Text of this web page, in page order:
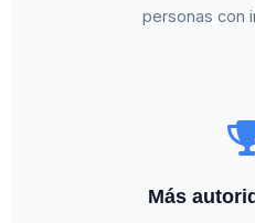
personas con
Más